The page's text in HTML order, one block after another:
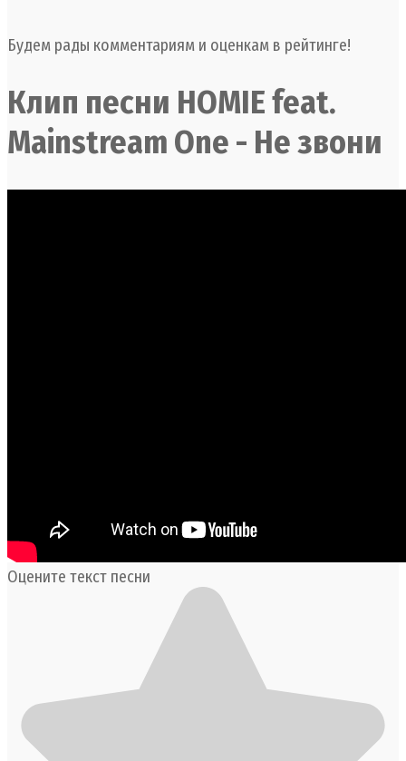
Будем рады комментариям и оценкам в рейтинге!
Клип песни HOMIE feat.
Mainstream One - Не звони
Оцените текст песни